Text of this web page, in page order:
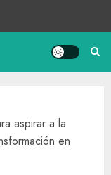
aspirar a la
en